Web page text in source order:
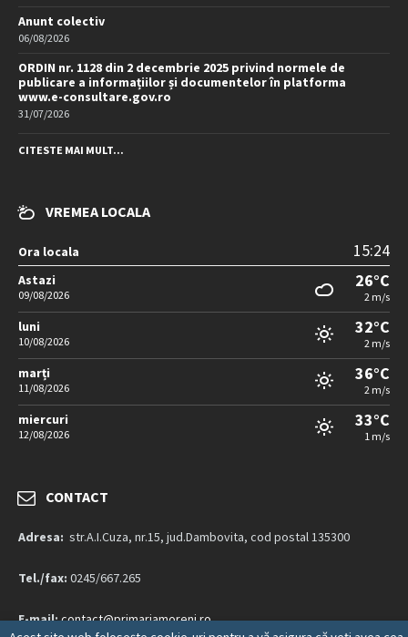
Anunt colectiv
06/08/2026
ORDIN nr. 1128 din 2 decembrie 2025 privind normele de
publicare a informațiilor și documentelor în platforma
www.e-consultare.gov.ro
31/07/2026
CITESTE MAI MULT...
VREMEA LOCALA
Ora locala 15:24
Astazi
09/08/2026
26°C
2 m/s
luni
10/08/2026
32°C
2 m/s
marți
11/08/2026
36°C
2 m/s
miercuri
12/08/2026
33°C
1 m/s
CONTACT
Adresa: str.A.I.Cuza, nr.15, jud.Dambovita, cod postal 135300
Tel./fax: 0245/667.265
E-mail:contact@primariamoreni.ro